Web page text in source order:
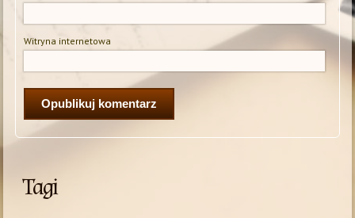
Witryna internetowa
Tagi